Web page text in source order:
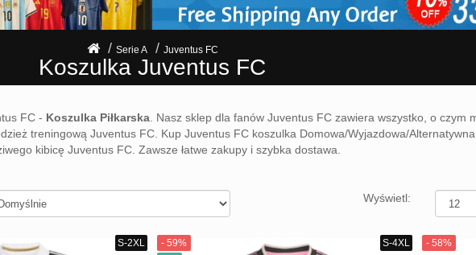
Serie A Juventus FC
Koszulka Juventus FC
FC - Koszulka Piłkarska . Nasz sklep dla fanów Juventus FC zawiera wszystko, o czym
treningową Juventus FC. Kup Juventus FC koszulka Domowa/Wyjazdowa/Alternatywna
kibicę Juventus FC. Zawsze łatwe zakupy i szybka dostawa.
Wyświetl: